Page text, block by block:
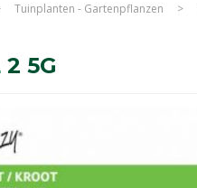
Tuinplanten - Gartenpflanzen >
2 5G